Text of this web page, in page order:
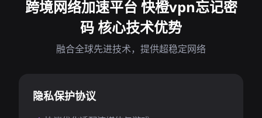
跨境网络加速平台 快橙vpn忘记密
码 核心技术优势
融合全球先进技术，提供超稳定网络
隐私保护协议